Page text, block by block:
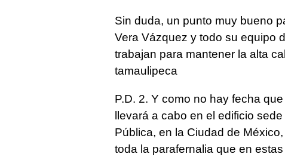
Sin duda, un punto muy bueno
Vera Vázquez y todo su equipo
trabajan para mantener la alta
tamaulipeca
P.D. 2. Y como no hay fecha
llevará a cabo en el edificio
Pública, en la Ciudad de
toda la parafernalia que en